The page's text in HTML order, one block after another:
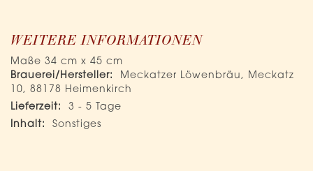
WEITERE INFORMATIONEN
Maße 34 cm x 45 cm
Mehr
Informationen
Meckatzer Löwenbräu, Meckatz
10, 88178 Heimenkirch
3 - 5 Tage
Sonstiges